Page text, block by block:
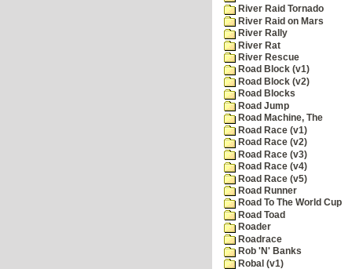
River Raid Tornado
River Raid on Mars
River Rally
River Rat
River Rescue
Road Block (v1)
Road Block (v2)
Road Blocks
Road Jump
Road Machine, The
Road Race (v1)
Road Race (v2)
Road Race (v3)
Road Race (v4)
Road Race (v5)
Road Runner
Road To The World Cup
Road Toad
Roader
Roadrace
Rob 'N' Banks
Robal (v1)